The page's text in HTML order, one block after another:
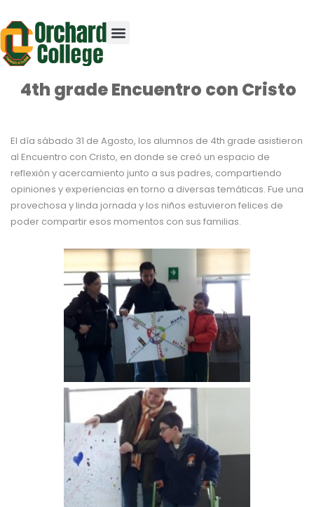
4th grade Encuentro con Cristo
El día sábado 31 de Agosto, los alumnos de 4th grade asistieron
al Encuentro con Cristo, en donde se creó un espacio de
reflexión y acercamiento junto a sus padres, compartiendo
opiniones y experiencias en torno a diversas temáticas. Fue una
provechosa y linda jornada y los niños estuvieron felices de
poder compartir esos momentos con sus familias.